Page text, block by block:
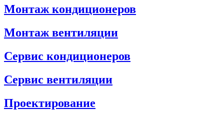
Монтаж кондиционеров
Монтаж вентиляции
Сервис кондиционеров
Сервис вентиляции
Проектирование